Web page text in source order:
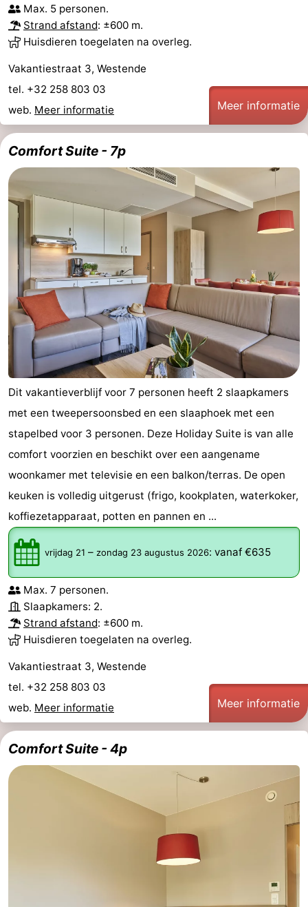
Max. 5 personen.
Strand afstand: ±600 m.
Huisdieren toegelaten na overleg.
Vakantiestraat 3, Westende
tel. +32 258 803 03
web. Meer informatie Meer informatie
Comfort Suite - 7p
Dit vakantieverblijf voor 7 personen heeft 2 slaapkamers
met een tweepersoonsbed en een slaaphoek met een
stapelbed voor 3 personen. Deze Holiday Suite is van alle
comfort voorzien en beschikt over een aangename
woonkamer met televisie en een balkon/terras. De open
keuken is volledig uitgerust (frigo, kookplaten, waterkoker,
koffiezetapparaat, potten en pannen en ...
vrijdag 21 – zondag 23 augustus 2026: vanaf €635
Max. 7 personen.
Slaapkamers: 2.
Strand afstand: ±600 m.
Huisdieren toegelaten na overleg.
Vakantiestraat 3, Westende
tel. +32 258 803 03
web. Meer informatie Meer informatie
Comfort Suite - 4p